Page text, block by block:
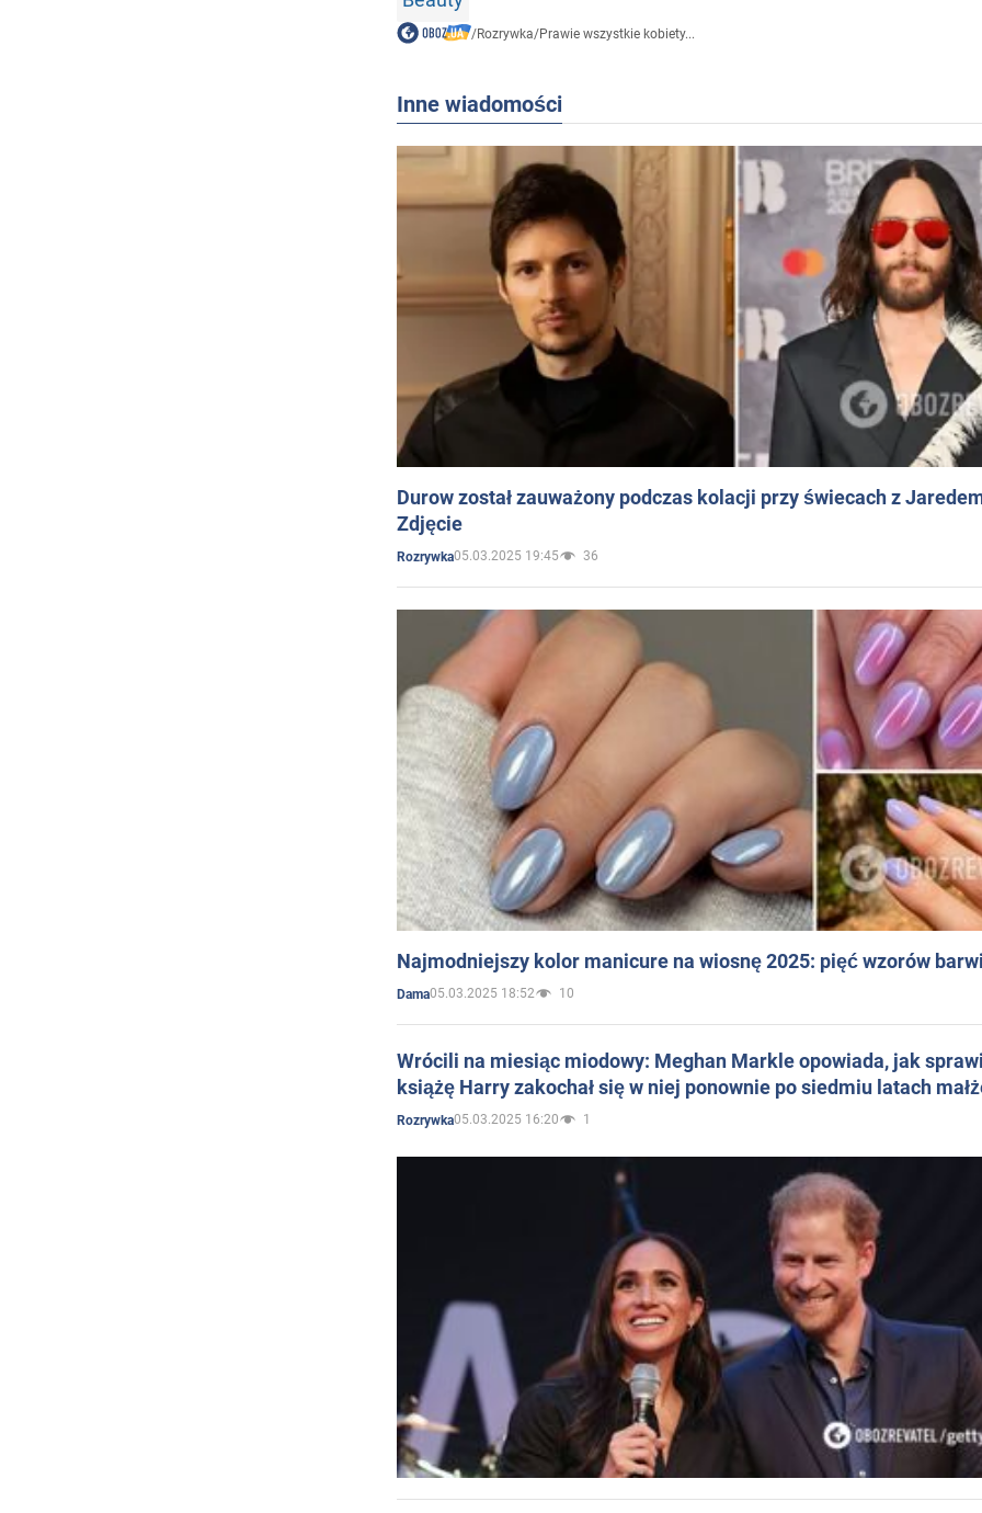
/Rozrywka/Prawie wszystkie kobiety...
Inne wiadomości
Durow został zauważony podczas kolacji przy świecach z
Zdjęcie
Rozrywka05.03.2025 19:45 36
Najmodniejszy kolor manicure na wiosnę 2025: pięć wzorów
Dama05.03.2025 18:52 10
Wrócili na miesiąc miodowy: Meghan Markle opowiada, jak
książę Harry zakochał się w niej ponownie po siedmiu latach
Rozrywka05.03.2025 16:20 1